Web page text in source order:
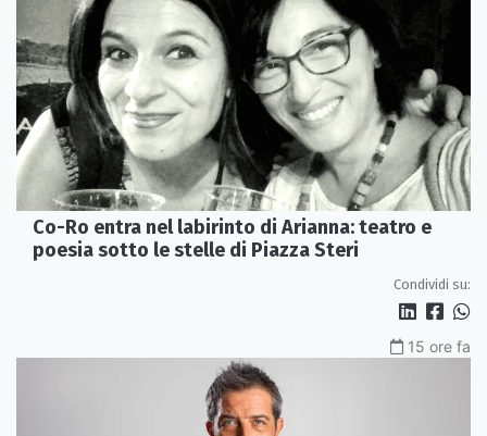
Co-Ro entra nel labirinto di Arianna: teatro e
poesia sotto le stelle di Piazza Steri
Condividi su:
15 ore fa